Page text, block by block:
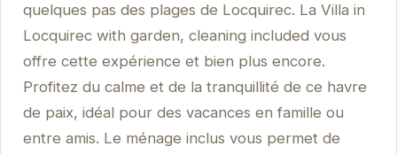
quelques pas des plages de Locquirec. La Villa in
Locquirec with garden, cleaning included vous
offre cette expérience et bien plus encore.
Profitez du calme et de la tranquillité de ce havre
de paix, idéal pour des vacances en famille ou
entre amis. Le ménage inclus vous permet de